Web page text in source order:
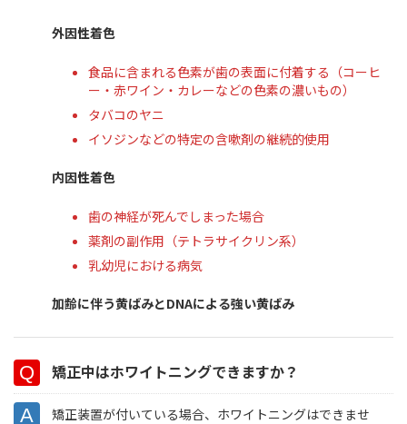
外因性着色
食品に含まれる色素が歯の表面に付着する（コーヒ
ー・赤ワイン・カレーなどの色素の濃いもの）
タバコのヤニ
イソジンなどの特定の含嗽剤の継続的使用
内因性着色
歯の神経が死んでしまった場合
薬剤の副作用（テトラサイクリン系）
乳幼児における病気
加齢に伴う黄ばみとDNAによる強い黄ばみ
矯正中はホワイトニングできますか？
矯正装置が付いている場合、ホワイトニングはできませ